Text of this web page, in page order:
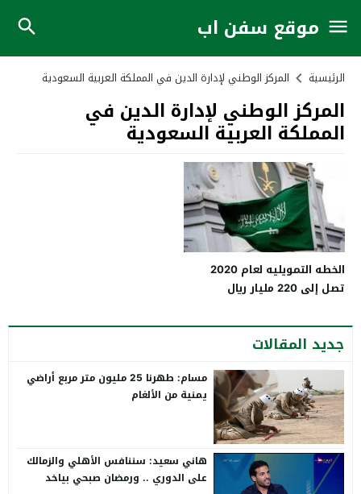
موقع سفن اب
الرئيسية المركز الوطني لإدارة الدين في المملكة العربية السعودية
المركز الوطني لإدارة الدين في
المملكة العربية السعودية
الخطه التمويليه لعام 2020
تصل إلى 220 مليار ريال
جديد المقالات
مسام: طهرنا 25 مليون متر مربع أراضي
يمنية من الألغام
هاني سعيد: سننافس الأهلي والزمالك
على الدوري .. ورمضان صبحي بياخد